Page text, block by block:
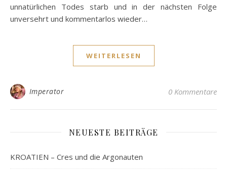
unnatürlichen Todes starb und in der nächsten Folge
unversehrt und kommentarlos wieder…
WEITERLESEN
Imperator 0 Kommentare
NEUESTE BEITRÄGE
KROATIEN – Cres und die Argonauten